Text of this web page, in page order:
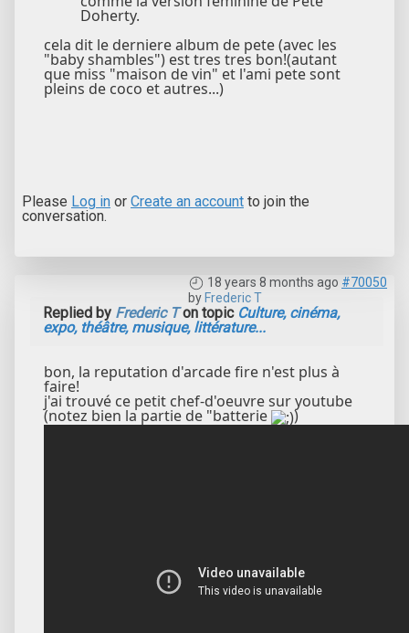
Doherty.
cela dit le derniere album de pete (avec les
"baby shambles") est tres tres bon!(autant
que miss "maison de vin" et l'ami pete sont
pleins de coco et autres...)
Please Log in or Create an account to join the
conversation.
18 years 8 months ago #70050
by Frederic T
Replied by Frederic Ton topic Culture, cinéma,
expo, théâtre, musique, littérature...
bon, la reputation d'arcade fire n'est plus à
faire!
j'ai trouvé ce petit chef-d'oeuvre sur youtube
(notez bien la partie de "batterie )